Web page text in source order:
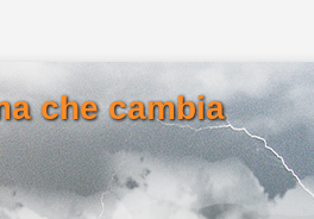
che cambia